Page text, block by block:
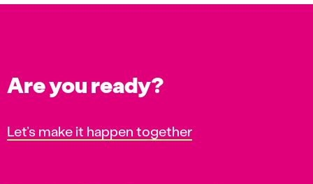
Are you ready?
Let’s make it happen together